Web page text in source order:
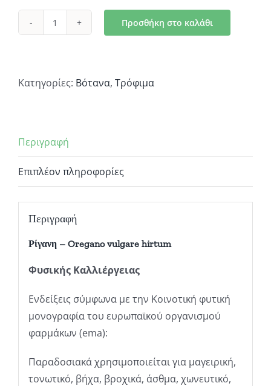
Ρίγανη
Προσθήκη στο καλάθι
Κατηγορίες: Βότανα, Τρόφιμα
Περιγραφή
Επιπλέον πληροφορίες
Περιγραφή
Ρίγανη – Oregano vulgare hirtum
Φυσικής Καλλιέργειας
Ενδείξεις σύμφωνα με την Κοινοτική φυτική
μονογραφία του ευρωπαϊκού οργανισμού
φαρμάκων (ema):
Παραδοσιακά χρησιμοποιείται για μαγειρική,
τονωτικό, βήχα, βροχικά, άσθμα, χωνευτικό,